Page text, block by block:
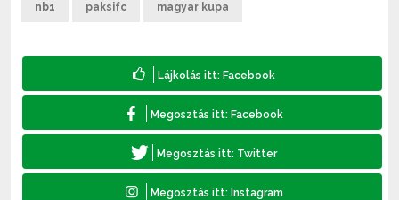
nb1 paksifc magyar kupa